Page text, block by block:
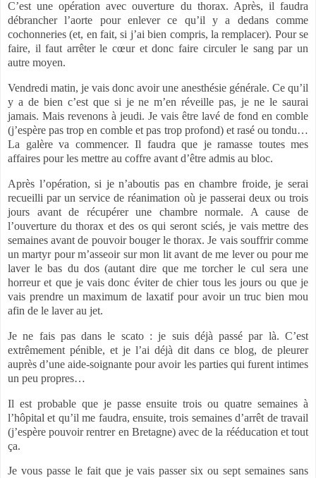
C’est une opération avec ouverture du thorax. Après, il faudra
débrancher l’aorte pour enlever ce qu’il y a dedans comme
cochonneries (et, en fait, si j’ai bien compris, la remplacer). Pour se
faire, il faut arrêter le cœur et donc faire circuler le sang par un
autre moyen.
Vendredi matin, je vais donc avoir une anesthésie générale. Ce qu’il
y a de bien c’est que si je ne m’en réveille pas, je ne le saurai
jamais. Mais revenons à jeudi. Je vais être lavé de fond en comble
(j’espère pas trop en comble et pas trop profond) et rasé ou tondu…
La galère va commencer. Il faudra que je ramasse toutes mes
affaires pour les mettre au coffre avant d’être admis au bloc.
Après l’opération, si je n’aboutis pas en chambre froide, je serai
recueilli par un service de réanimation où je passerai deux ou trois
jours avant de récupérer une chambre normale. A cause de
l’ouverture du thorax et des os qui seront sciés, je vais mettre des
semaines avant de pouvoir bouger le thorax. Je vais souffrir comme
un martyr pour m’asseoir sur mon lit avant de me lever ou pour me
laver le bas du dos (autant dire que me torcher le cul sera une
horreur et que je vais donc éviter de chier tous les jours ou que je
vais prendre un maximum de laxatif pour avoir un truc bien mou
afin de le laver au jet.
Je ne fais pas dans le scato : je suis déjà passé par là. C’est
extrêmement pénible, et je l’ai déjà dit dans ce blog, de pleurer
auprès d’une aide-soignante pour avoir les parties qui furent intimes
un peu propres…
Il est probable que je passe ensuite trois ou quatre semaines à
l’hôpital et qu’il me faudra, ensuite, trois semaines d’arrêt de travail
(j’espère pouvoir rentrer en Bretagne) avec de la rééducation et tout
ça.
Je vous passe le fait que je vais passer six ou sept semaines sans